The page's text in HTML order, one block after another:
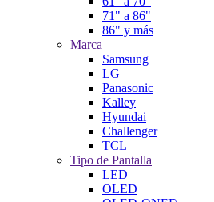
71" a 86"
86" y más
Marca
Samsung
LG
Panasonic
Kalley
Hyundai
Challenger
TCL
Tipo de Pantalla
LED
OLED